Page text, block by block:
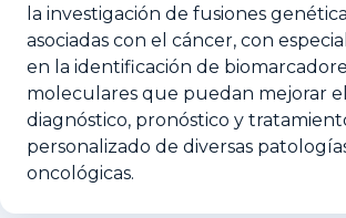
la investigación de fusiones
asociadas con el cáncer, con
en la identificación de
moleculares que puedan mejorar el
diagnóstico, pronóstico y
personalizado de diversas
oncológicas.